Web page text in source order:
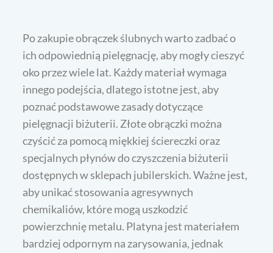
Po zakupie obrączek ślubnych warto zadbać o
ich odpowiednią pielęgnację, aby mogły cieszyć
oko przez wiele lat. Każdy materiał wymaga
innego podejścia, dlatego istotne jest, aby
poznać podstawowe zasady dotyczące
pielęgnacji biżuterii. Złote obrączki można
czyścić za pomocą miękkiej ściereczki oraz
specjalnych płynów do czyszczenia biżuterii
dostępnych w sklepach jubilerskich. Ważne jest,
aby unikać stosowania agresywnych
chemikaliów, które mogą uszkodzić
powierzchnię metalu. Platyna jest materiałem
bardziej odpornym na zarysowania, jednak